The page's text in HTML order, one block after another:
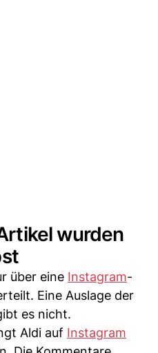
wurden
über eine Instagram-
Eine Auslage der
es nicht.
Aldi auf Instagram